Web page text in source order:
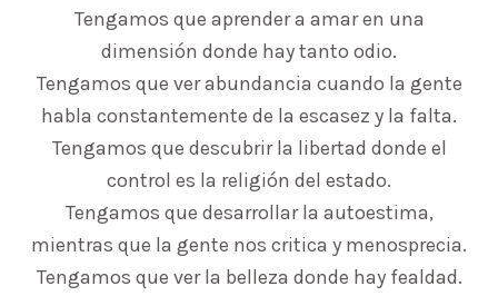
Tengamos que aprender a amar en una
dimensión donde hay tanto odio.
Tengamos que ver abundancia cuando la gente
habla constantemente de la escasez y la falta.
Tengamos que descubrir la libertad donde el
control es la religión del estado.
Tengamos que desarrollar la autoestima,
mientras que la gente nos critica y menosprecia.
Tengamos que ver la belleza donde hay fealdad.